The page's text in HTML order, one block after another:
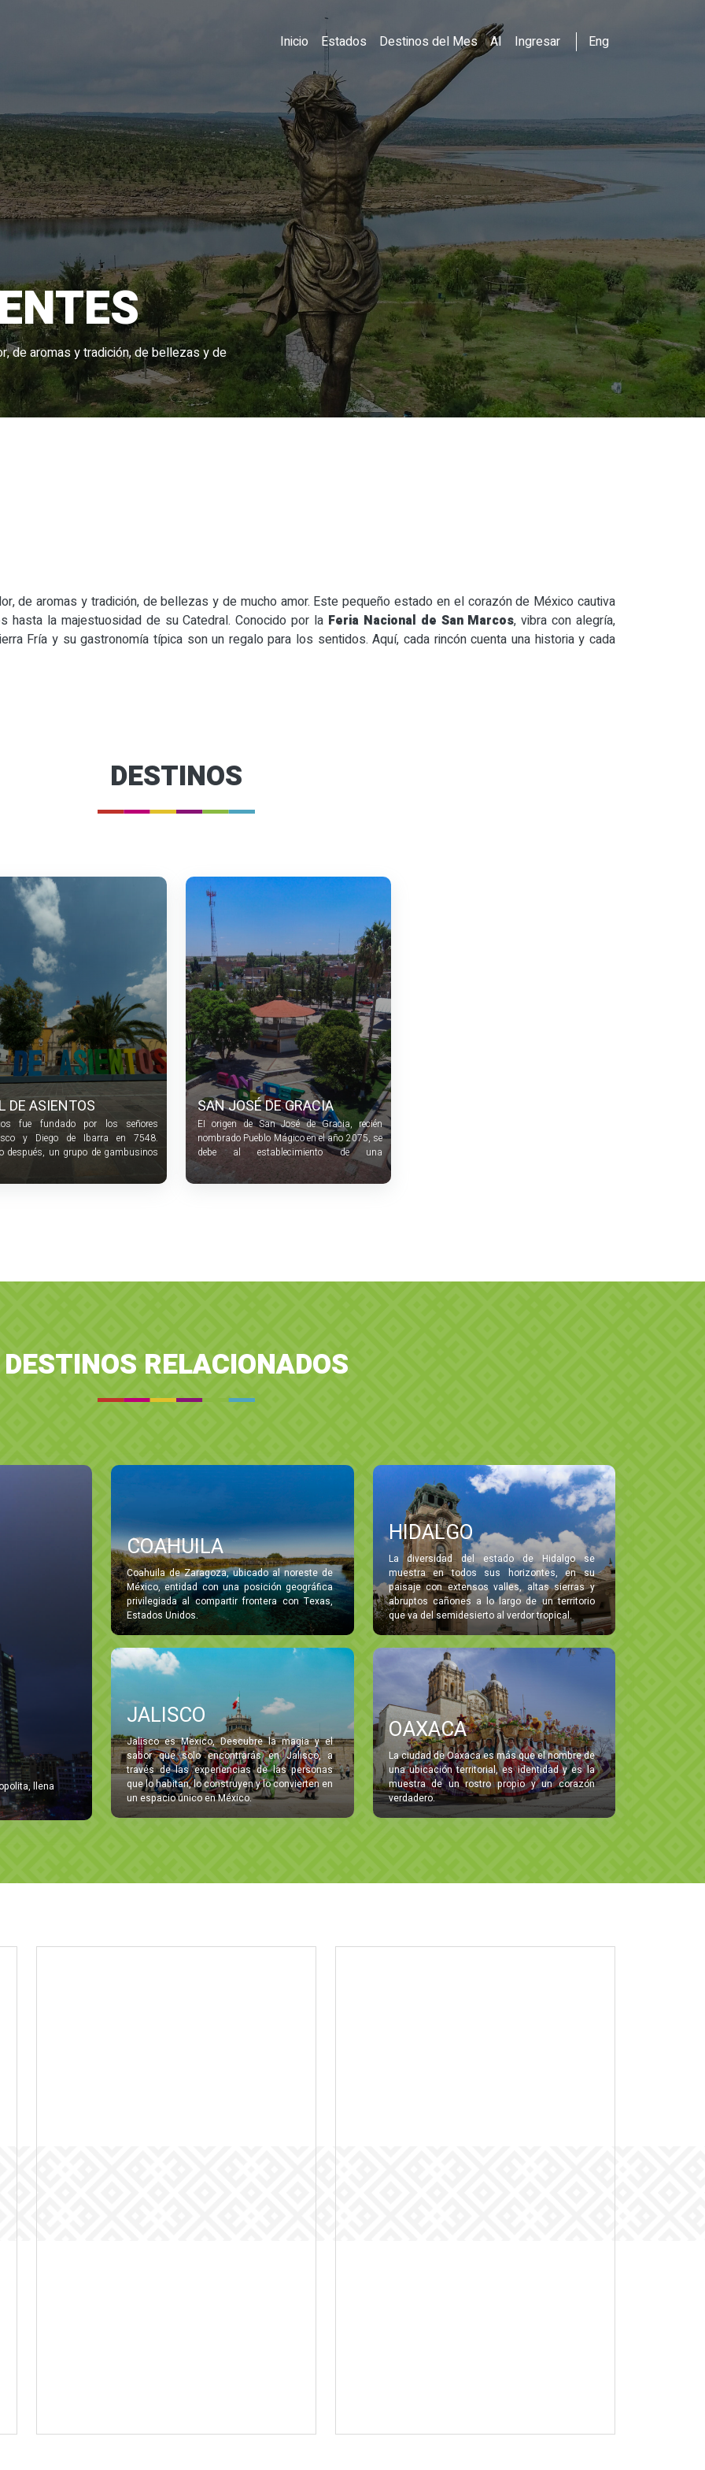
Inicio Estados Destinos del Mes AI Ingresar Eng
de aromas y tradición, de bellezas y de
de aromas y tradición, de bellezas y de mucho amor. Este pequeño estado en el corazón de México cautiva
la majestuosidad de su Catedral. Conocido por la Feria Nacional de San Marcos, vibra con alegría,
Fría y su gastronomía típica son un regalo para los sentidos. Aquí, cada rincón cuenta una historia y cada
DESTINOS
DE ASIENTOS
fue fundado por los señores
y Diego de Ibarra en 7548.
después, un grupo de gambusinos
para dar origen a la primera
SAN JOSÉ DE GRACIA
EI origen de San José de Gracia, recién
nombrado Pueblo Mágico en el año 2075, se
debe al establecimiento de una
congregación de indígenas que provenían de
la hacienda de Garabato.
DESTINOS RELACIONADOS
llena
COAHUILA
Coahuila de Zaragoza, ubicado al noreste de
México, entidad con una posición geográfica
privilegiada al compartir frontera con Texas,
Estados Unidos.
HIDALGO
La diversidad del estado de Hidalgo se
muestra en todos sus horizontes, en su
paisaje con extensos valles, altas sierras y
abruptos cañones a lo largo de un territorio
que va del semidesierto al verdor tropical.
JALISCO
Jalisco es Mexico, Descubre la magia y el
sabor que solo encontrarás en Jalisco, a
través de las experiencias de las personas
que lo habitan, lo construyen y lo convierten en
un espacio único en México.
OAXACA
La ciudad de Oaxaca es más que el nombre de
una ubicación territorial, es identidad y es la
muestra de un rostro propio y un corazón
verdadero.